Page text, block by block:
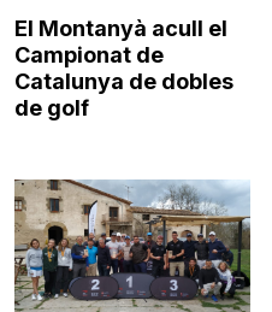
El Montanyà acull el
Campionat de
Catalunya de dobles
de golf